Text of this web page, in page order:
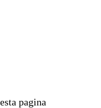
pagina